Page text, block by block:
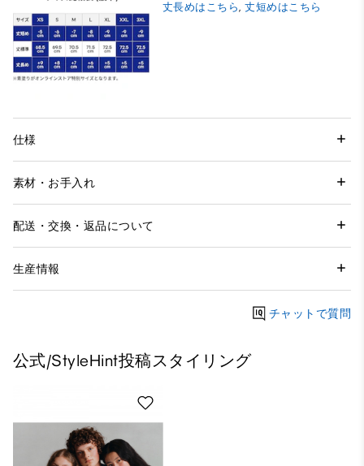
丈長めはこちら,丈短めはこちら
仕様
素材・お手入れ
配送・交換・返品について
生産情報
チャットで質問
公式/StyleHint投稿スタイリング